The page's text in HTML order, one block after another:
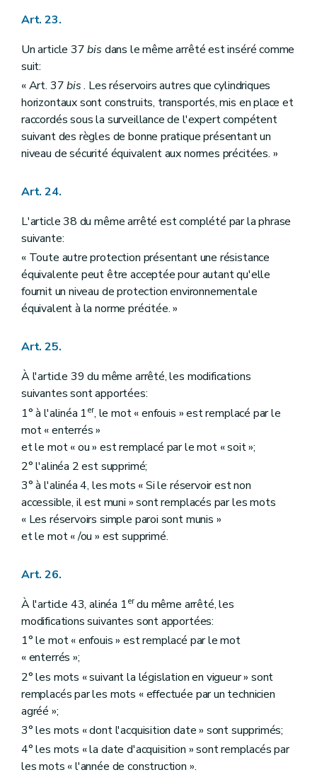
Art. 23.
Un article 37bis dans le même arrêté est inséré comme
suit:
« Art. 37bis. Les réservoirs autres que cylindriques
horizontaux sont construits, transportés, mis en place et
raccordés sous la surveillance de l'expert compétent
suivant des règles de bonne pratique présentant un
niveau de sécurité équivalent aux normes précitées. »
Art. 24.
L'article 38 du même arrêté est complété par la phrase
suivante:
« Toute autre protection présentant une résistance
équivalente peut être acceptée pour autant qu'elle
fournit un niveau de protection environnementale
équivalent à la norme précitée. »
Art. 25.
À l'article 39 du même arrêté, les modifications
suivantes sont apportées:
1° à l'alinéa 1er, le mot « enfouis » est remplacé par le
mot « enterrés »
et le mot « ou » est remplacé par le mot « soit »;
2° l'alinéa 2 est supprimé;
3° à l'alinéa 4, les mots « Si le réservoir est non
accessible, il est muni » sont remplacés par les mots
« Les réservoirs simple paroi sont munis »
et le mot « /ou » est supprimé.
Art. 26.
À l'article 43, alinéa 1erdu même arrêté, les
modifications suivantes sont apportées:
1° le mot « enfouis » est remplacé par le mot
« enterrés »;
2° les mots « suivant la législation en vigueur » sont
remplacés par les mots « effectuée par un technicien
agréé »;
3° les mots « dont l'acquisition date » sont supprimés;
4° les mots « la date d'acquisition » sont remplacés par
les mots « l'année de construction ».